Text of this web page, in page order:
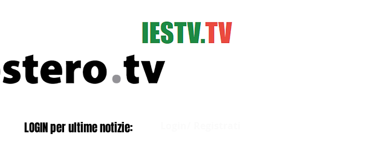
LOGIN per ultime notizie: